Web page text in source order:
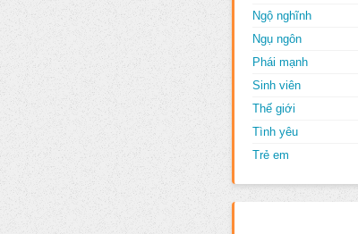
Ngộ nghĩnh
Ngụ ngôn
Phái mạnh
Sinh viên
Thế giới
Tình yêu
Trẻ em